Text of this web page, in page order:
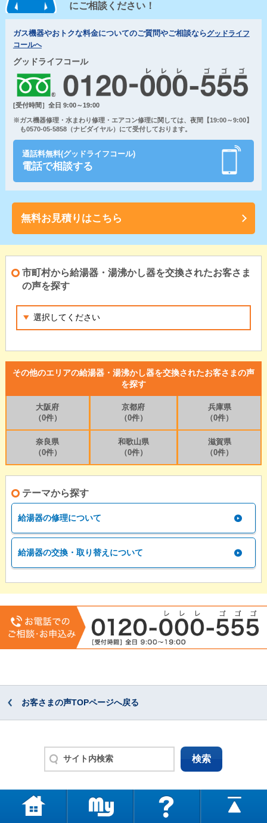
にご相談ください！
ガス機器やおトクな料金についてのご質問やご相談ならグッドライフ
コールへ
グッドライフコール
[受付時間］全日 9:00～19:00
※ガス機器修理・水まわり修理・エアコン修理に関しては、夜間【19:00～9:00】
も0570-05-5858（ナビダイヤル）にて受付しております。
通話料無料(グッドライフコール)
電話で相談する
無料お見積りはこちら
市町村から給湯器・湯沸かし器を交換されたお客さま
の声を探す
その他のエリアの給湯器・湯沸かし器を交換されたお客さまの声
を探す
大阪府
（0件）
京都府
（0件）
兵庫県
（0件）
奈良県
（0件）
和歌山県
（0件）
滋賀県
（0件）
テーマから探す
給湯器の修理について
給湯器の交換・取り替えについて
お客さまの声TOPページへ戻る